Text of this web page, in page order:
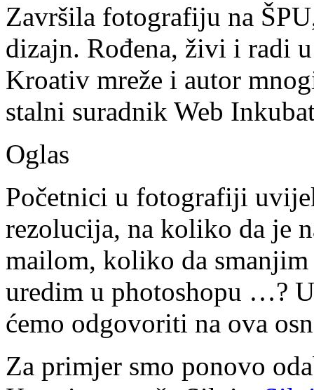
Završila fotografiju na
dizajn. Rođena, živi i radi
Kroativ mreže i autor
stalni suradnik Web
Oglas
Početnici u fotografiji
rezolucija, na koliko da je
mailom, koliko da
uredim u photoshopu …?
ćemo odgovoriti na ova
Za primjer smo ponovo